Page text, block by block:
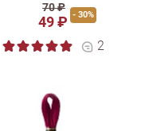
70 ₽
49 ₽ - 30%
2